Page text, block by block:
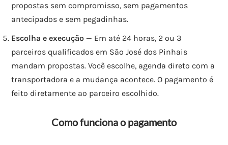
propostas sem compromisso, sem pagamentos
antecipados e sem pegadinhas.
Escolha e execução — Em até 24 horas, 2 ou 3
parceiros qualificados em São José dos Pinhais
mandam propostas. Você escolhe, agenda direto com a
transportadora e a mudança acontece. O pagamento é
feito diretamente ao parceiro escolhido.
Como funciona o pagamento